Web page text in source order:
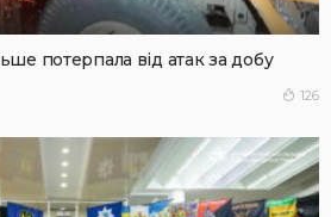
потерпала від атак за добу
126